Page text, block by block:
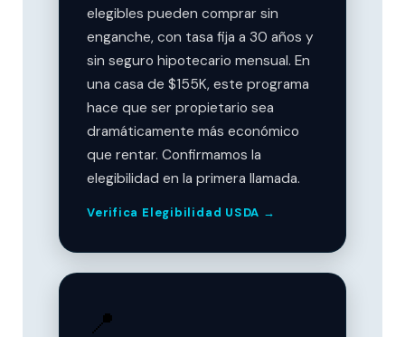
elegibles pueden comprar sin
enganche, con tasa fija a 30 años y
sin seguro hipotecario mensual. En
una casa de $155K, este programa
hace que ser propietario sea
dramáticamente más económico
que rentar. Confirmamos la
elegibilidad en la primera llamada.
Verifica Elegibilidad USDA
📍